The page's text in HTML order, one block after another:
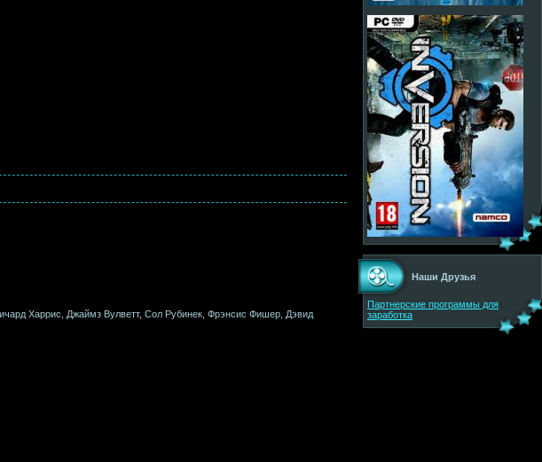
Харрис, Джаймз Вулветт, Сол Рубинек, Фрэнсис Фишер, Дэвид
Наши Друзья
Партнерские программы для
заработка